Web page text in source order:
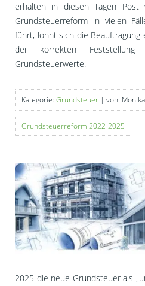
erhalten in diesen Tagen Post
Grundsteuerreform in vielen
führt, lohnt sich die
der korrekten
Grundsteuerwerte.
Kategorie: Grundsteuer | von:
Grundsteuerreform 2022-2025
2025 die neue Grundsteuer als